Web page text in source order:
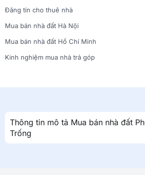
Đăng tin cho thuê nhà
Mua bán nhà đất Hà Nội
Mua bán nhà đất Hồ Chí Minh
Kinh nghiệm mua nhà trả góp
Thông tin mô tả Mua bán nhà đất
Trống